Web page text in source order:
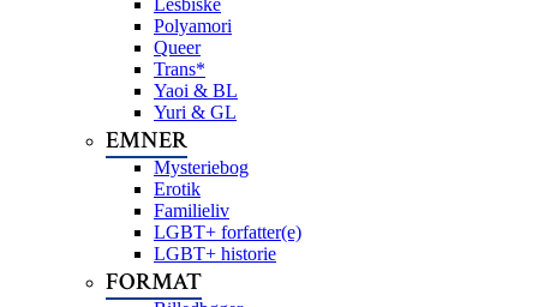
Lesbiske
Polyamori
Queer
Trans*
Yaoi & BL
Yuri & GL
EMNER
Mysteriebog
Erotik
Familieliv
LGBT+ forfatter(e)
LGBT+ historie
FORMAT